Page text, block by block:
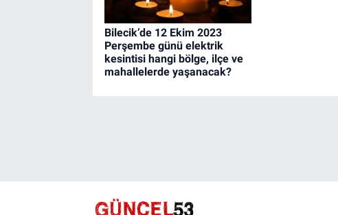
Bilecik’de 12 Ekim 2023
Perşembe günü elektrik
kesintisi hangi bölge, ilçe ve
mahallelerde yaşanacak?